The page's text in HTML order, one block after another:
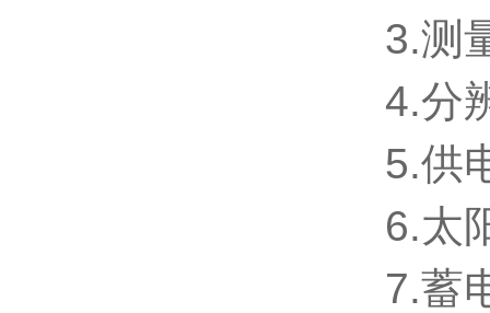
3.测
4.分
5.供
6.太
7.蓄